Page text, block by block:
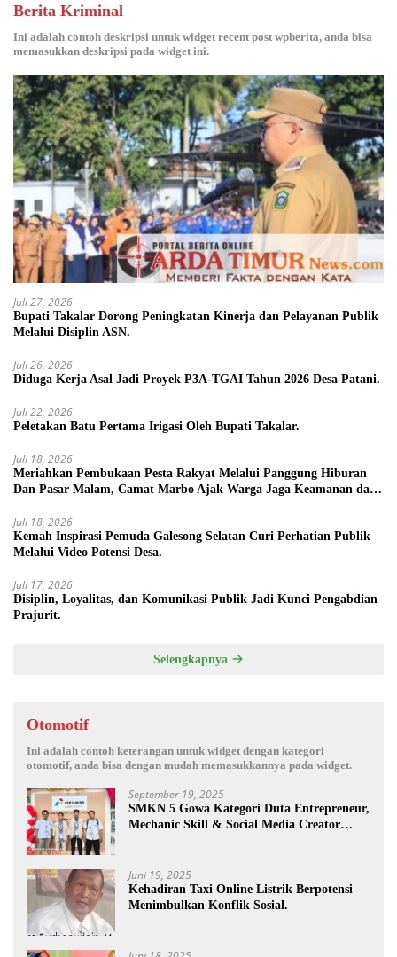
Berita Kriminal
Ini adalah contoh deskripsi untuk widget recent post wpberita, anda bisa
memasukkan deskripsi pada widget ini.
Juli 27, 2026
Bupati Takalar Dorong Peningkatan Kinerja dan Pelayanan Publik
Melalui Disiplin ASN.
Juli 26, 2026
Diduga Kerja Asal Jadi Proyek P3A-TGAI Tahun 2026 Desa Patani.
Juli 22, 2026
Peletakan Batu Pertama Irigasi Oleh Bupati Takalar.
Juli 18, 2026
Meriahkan Pembukaan Pesta Rakyat Melalui Panggung Hiburan
Dan Pasar Malam, Camat Marbo Ajak Warga Jaga Keamanan dan
Juli 18, 2026
Kemah Inspirasi Pemuda Galesong Selatan Curi Perhatian Publik
Melalui Video Potensi Desa.
Juli 17, 2026
Disiplin, Loyalitas, dan Komunikasi Publik Jadi Kunci Pengabdian
Prajurit.
Selengkapnya
Otomotif
Ini adalah contoh keterangan untuk widget dengan kategori
otomotif, anda bisa dengan mudah memasukkannya pada widget.
September 19, 2025
SMKN 5 Gowa Kategori Duta Entrepreneur,
Mechanic Skill & Social Media Creator
Juni 19, 2025
Kehadiran Taxi Online Listrik Berpotensi
Menimbulkan Konflik Sosial.